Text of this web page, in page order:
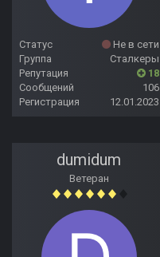
Статус
Не в сети
Группа
Сталкеры
Репутация
18
Сообщений
106
Регистрация
12.01.2023
dumidum
Ветеран